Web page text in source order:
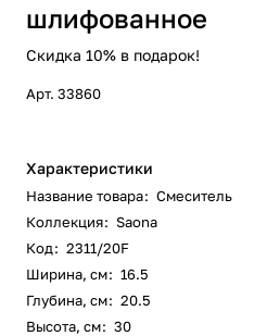
шлифованное
Скидка 10% в подарок!
Арт.33860
Характеристики
Название товара: Смеситель
Коллекция: Saona
Код: 2311/20F
Ширина, см: 16.5
Глубина, см: 20.5
Высота, см: 30